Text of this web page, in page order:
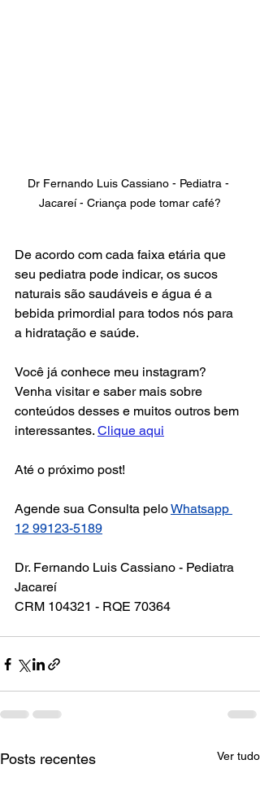
Dr Fernando Luis Cassiano - Pediatra -
Jacareí - Criança pode tomar café?
De acordo com cada faixa etária que
seu pediatra pode indicar, os sucos
naturais são saudáveis e água é a
bebida primordial para todos nós para
a hidratação e saúde.
Você já conhece meu instagram?
Venha visitar e saber mais sobre
conteúdos desses e muitos outros bem
interessantes. Clique aqui
Até o próximo post!
Agende sua Consulta pelo Whatsapp
12 99123-5189
Dr. Fernando Luis Cassiano - Pediatra
Jacareí
CRM 104321 - RQE 70364
Posts recentes Ver tudo